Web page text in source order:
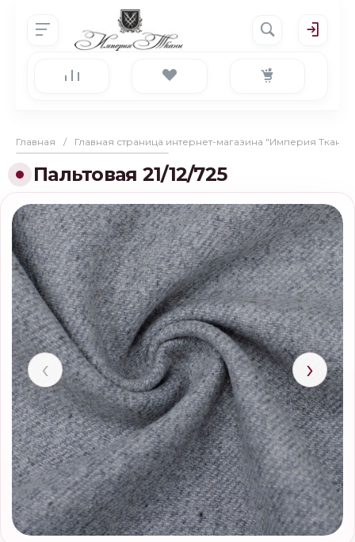
Главная / Главная страница интернет-магазина "Империя Ткани"
Пальтовая 21/12/725
‹ ›